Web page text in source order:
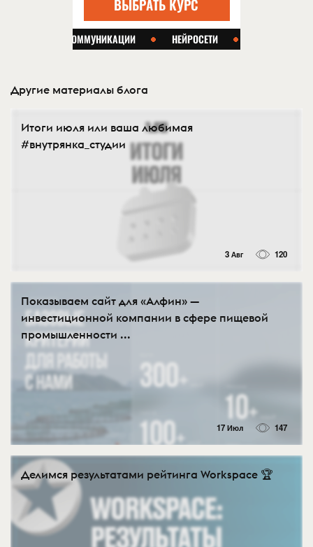
Другие материалы блога
Итоги июля или ваша любимая
#внутрянка_студии
3 Авг 120
Показываем сайт для «Алфин» —
инвестиционной компании в сфере пищевой
промышленности ...
17 Июл 147
Делимся результатами рейтинга Workspace 🏆